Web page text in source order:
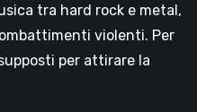
tra hard rock e metal,
violenti. Per
per attirare la